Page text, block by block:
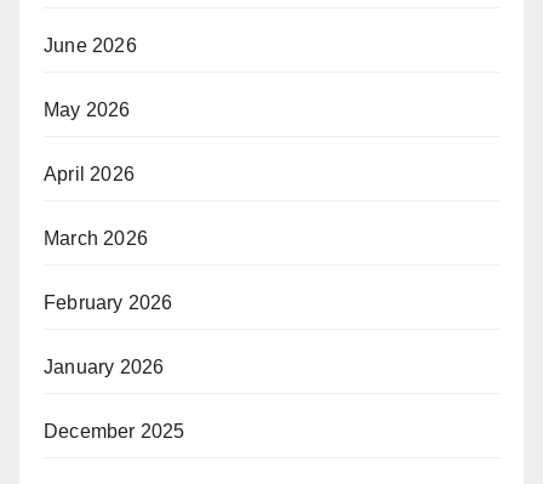
June 2026
May 2026
April 2026
March 2026
February 2026
January 2026
December 2025